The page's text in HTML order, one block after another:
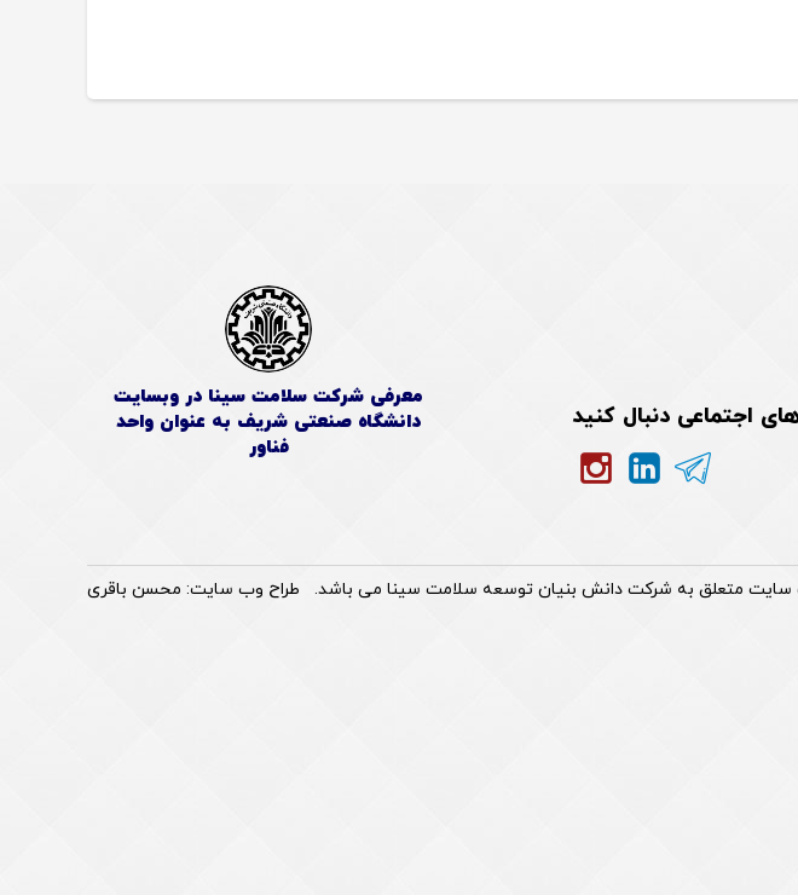
معرفی شرکت سلامت سینا در وبسایت
دانشگاه صنعتی شریف به عنوان واحد
فناور
اجتماعی دنبال کنید
متعلق به شرکت دانش بنیان توسعه سلامت سینا می باشد. طراح وب سایت: محسن باقری